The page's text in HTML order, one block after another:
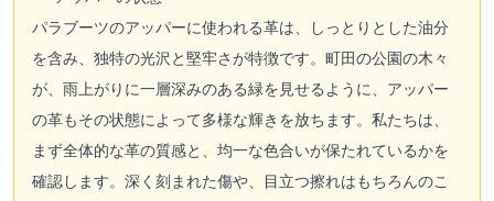
パラブーツのアッパーに使われる革は、しっとりとした油分
を含み、独特の光沢と堅牢さが特徴です。町田の公園の木々
が、雨上がりに一層深みのある緑を見せるように、アッパー
の革もその状態によって多様な輝きを放ちます。私たちは、
まず全体的な革の質感と、均一な色合いが保たれているかを
確認します。深く刻まれた傷や、目立つ擦れはもちろんのこ